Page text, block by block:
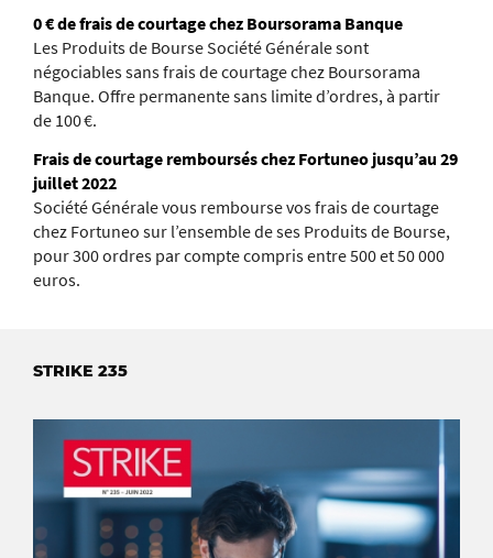
0 € de frais de courtage chez Boursorama Banque
Les Produits de Bourse Société Générale sont
négociables sans frais de courtage chez Boursorama
Banque. Offre permanente sans limite d’ordres, à partir
de 100 €.
Frais de courtage remboursés chez Fortuneo jusqu’au 29
juillet 2022
Société Générale vous rembourse vos frais de courtage
chez Fortuneo sur l’ensemble de ses Produits de Bourse,
pour 300 ordres par compte compris entre 500 et 50 000
euros.
STRIKE 235